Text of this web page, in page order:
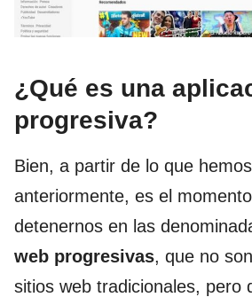
¿Qué es una
progresiva?
Bien, a partir de lo que
anteriormente, es el
detenernos en las
web progresivas, que no
sitios web tradicionales, pero